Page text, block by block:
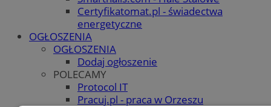
Certyfikatomat.pl - świadectwa
energetyczne
OGŁOSZENIA
OGŁOSZENIA
Dodaj ogłoszenie
POLECAMY
Protocol IT
Pracuj.pl - praca w Orzeszu